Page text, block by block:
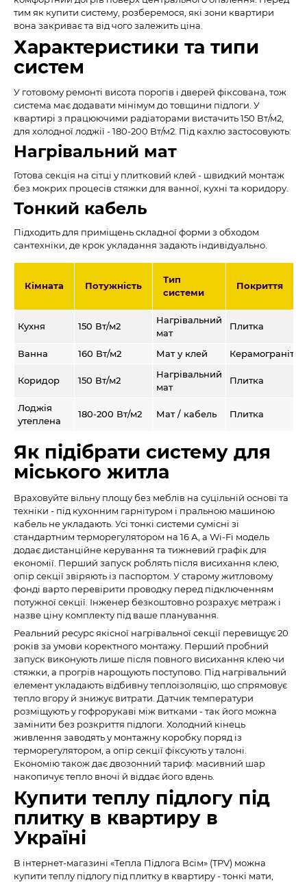
тим як купити систему, розберемося, які зони квартири
вона закриває та від чого залежить ціна.
Характеристики та типи
систем
У готовому ремонті висота порогів і дверей фіксована, тож
система має додавати мінімум до товщини підлоги. У
квартирі з працюючими радіаторами вистачить 150 Вт/м2,
для холодної лоджії - 180-200 Вт/м2. Під кахлю застосовують:
Нагрівальний мат
Готова секція на сітці у плитковий клей - швидкий монтаж
без мокрих процесів стяжки для ванної, кухні та коридору.
Тонкий кабель
Підходить для приміщень складної форми з обходом
сантехніки, де крок укладання задають індивідуально.
Кімната Потужність
Тип
системи
Покриття
Кухня 150 Вт/м2
Нагрівальний
мат
Плитка
Ванна 160 Вт/м2 Мат у клей Керамограніт
Коридор 150 Вт/м2
Нагрівальний
мат
Плитка
Лоджія
утеплена
180-200 Вт/м2 Мат / кабель Плитка
Як підібрати систему для
міського житла
Враховуйте вільну площу без меблів на суцільній основі та
техніки - під кухонним гарнітуром і пральною машиною
кабель не укладають. Усі тонкі системи сумісні зі
стандартним терморегулятором на 16 А, а Wi-Fi модель
додає дистанційне керування та тижневий графік для
економії. Перший запуск роблять після висихання клею,
опір секції звіряють із паспортом. У старому житловому
фонді варто перевірити проводку перед підключенням
потужної секції. Інженер безкоштовно розрахує метраж і
назве ціну комплекту під ваше планування.
Реальний ресурс якісної нагрівальної секції перевищує 20
років за умови коректного монтажу. Перший пробний
запуск виконують лише після повного висихання клею чи
стяжки, а прогрів нарощують поступово. Під нагрівальний
елемент укладають відбивну теплоізоляцію, що спрямовує
тепло вгору й знижує витрати. Датчик температури
розміщують у гофрорукаві між витками - так його можна
замінити без розкриття підлоги. Холодний кінець
живлення заводять у монтажну коробку поряд із
терморегулятором, а опір секції фіксують у талоні.
Економію також дає двозонний тариф: масивний шар
накопичує тепло вночі й віддає його вдень.
Купити теплу підлогу під
плитку в квартиру в
Україні
В інтернет-магазині «Тепла Підлога Всім» (TPV) можна
купити теплу підлогу під плитку в квартиру - тонкі мати,